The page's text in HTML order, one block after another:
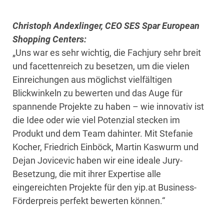
Christoph Andexlinger, CEO SES Spar European
Shopping Centers:
„Uns war es sehr wichtig, die Fachjury sehr breit
und facettenreich zu besetzen, um die vielen
Einreichungen aus möglichst vielfältigen
Blickwinkeln zu bewerten und das Auge für
spannende Projekte zu haben – wie innovativ ist
die Idee oder wie viel Potenzial stecken im
Produkt und dem Team dahinter. Mit Stefanie
Kocher, Friedrich Einböck, Martin Kaswurm und
Dejan Jovicevic haben wir eine ideale Jury-
Besetzung, die mit ihrer Expertise alle
eingereichten Projekte für den yip.at Business-
Förderpreis perfekt bewerten können.“